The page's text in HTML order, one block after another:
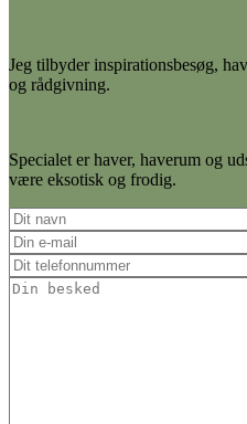
Jeg tilbyder inspirationsbesøg,
og rådgivning.
Specialet er haver, haverum og
være eksotisk og frodig.